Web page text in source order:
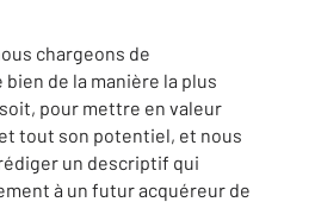
chargeons de
de la manière la plus
pour mettre en valeur
tout son potentiel, et nous
un descriptif qui
à un futur acquéreur de